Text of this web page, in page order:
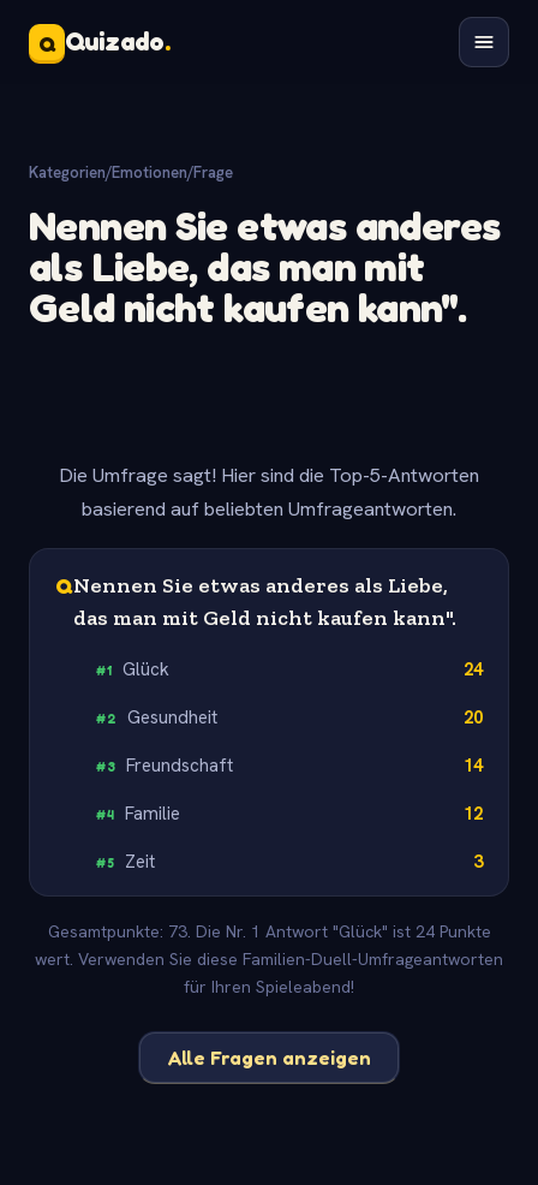
Q Quizado.
Kategorien/Emotionen/Frage
Nennen Sie etwas anderes
als Liebe, das man mit
Geld nicht kaufen kann".
Die Umfrage sagt! Hier sind die Top-5-Antworten
basierend auf beliebten Umfrageantworten.
QNennen Sie etwas anderes als Liebe,
das man mit Geld nicht kaufen kann".
#1 Glück 24
#2 Gesundheit 20
#3 Freundschaft 14
#4 Familie 12
#5 Zeit 3
Gesamtpunkte: 73. Die Nr. 1 Antwort "Glück" ist 24 Punkte
wert. Verwenden Sie diese Familien-Duell-Umfrageantworten
für Ihren Spieleabend!
Alle Fragen anzeigen